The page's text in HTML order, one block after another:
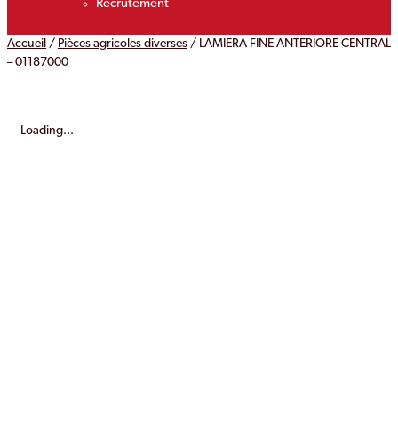
Recrutement
Accueil / Pièces agricoles diverses / LAMIERA FINE ANTERIORE CENTRAL
– 01187000
Loading...